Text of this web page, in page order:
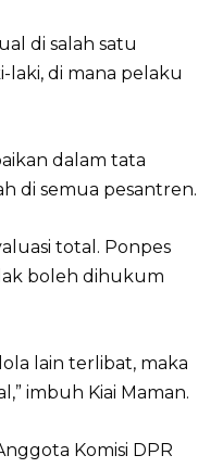
di salah satu
laki, di mana pelaku
dalam tata
di semua pesantren.
total. Ponpes
boleh dihukum
lain terlibat, maka
imbuh Kiai Maman.
Komisi DPR